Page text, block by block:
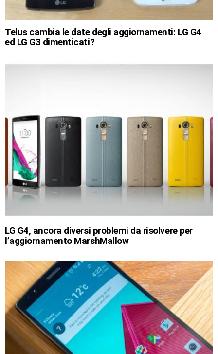
Telus cambia le date degli aggiornamenti: LG G4
ed LG G3 dimenticati?
LG G4, ancora diversi problemi da risolvere per
l’aggiornamento MarshMallow